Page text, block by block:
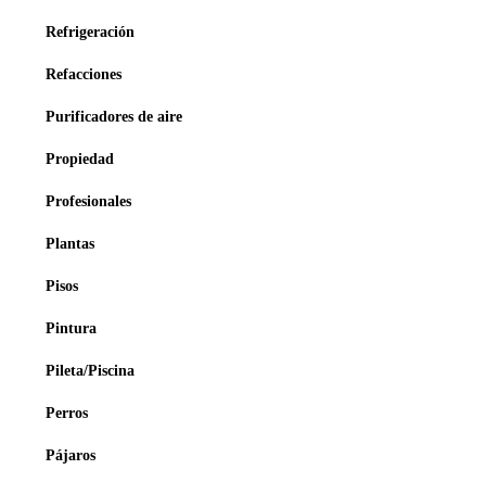
Refrigeración
Refacciones
Purificadores de aire
Propiedad
Profesionales
Plantas
Pisos
Pintura
Pileta/Piscina
Perros
Pájaros